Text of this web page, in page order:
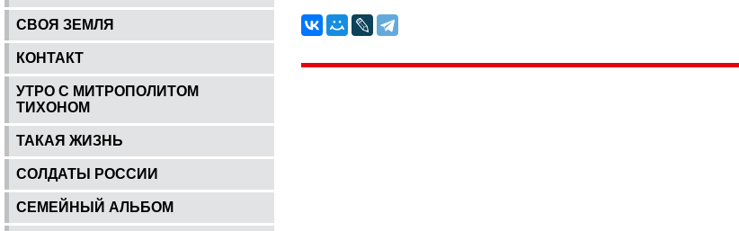
СВОЯ ЗЕМЛЯ
КОНТАКТ
УТРО С МИТРОПОЛИТОМ
ТИХОНОМ
ТАКАЯ ЖИЗНЬ
СОЛДАТЫ РОССИИ
СЕМЕЙНЫЙ АЛЬБОМ